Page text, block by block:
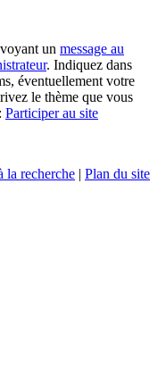
un message au
. Indiquez dans
éventuellement votre
le thème que vous
Participer au site
la recherche | Plan du site